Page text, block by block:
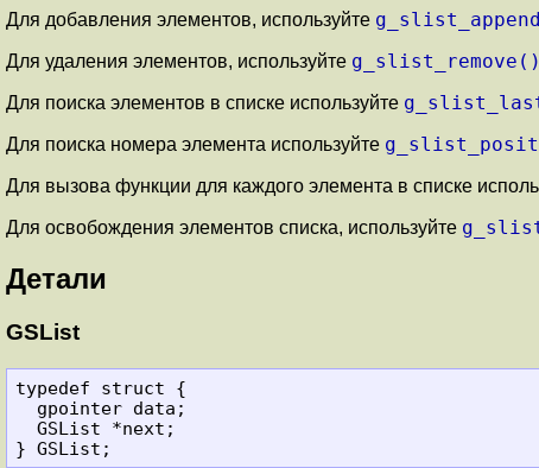
Для добавления элементов, используйте
Для удаления элементов, используйте g_slist_remove()
Для поиска элементов в списке используйте
Для поиска номера элемента используйте
Для вызова функции для каждого элемента в списке
Для освобождения элементов списка, используйте
Детали
GSList
typedef struct {
  GSList *next;